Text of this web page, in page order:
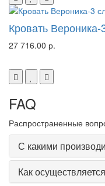
Кровать Вероника-
27 716.00 р.
FAQ
Распространенные
С какими
Как